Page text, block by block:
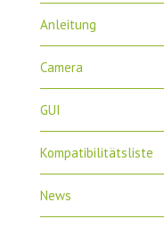
Anleitung
Camera
GUI
Kompatibilitätsliste
News